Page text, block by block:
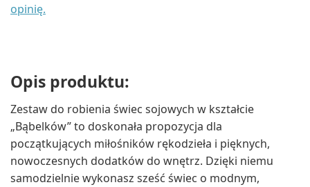
opinię.
Opis produktu:
Zestaw do robienia świec sojowych w kształcie
„Bąbelków” to doskonała propozycja dla
początkujących miłośników rękodzieła i pięknych,
nowoczesnych dodatków do wnętrz. Dzięki niemu
samodzielnie wykonasz sześć świec o modnym,